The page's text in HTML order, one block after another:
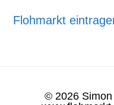
Flohmarkt
© 2026 Simon